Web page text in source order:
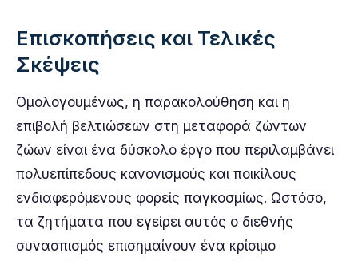
Επισκοπήσεις και Τελικές
Σκέψεις
Ομολογουμένως, η παρακολούθηση και η
επιβολή βελτιώσεων στη μεταφορά ζώντων
ζώων είναι ένα δύσκολο έργο που περιλαμβάνει
πολυεπίπεδους κανονισμούς και ποικίλους
ενδιαφερόμενους φορείς παγκοσμίως. Ωστόσο,
τα ζητήματα που εγείρει αυτός ο διεθνής
συνασπισμός επισημαίνουν ένα κρίσιμο